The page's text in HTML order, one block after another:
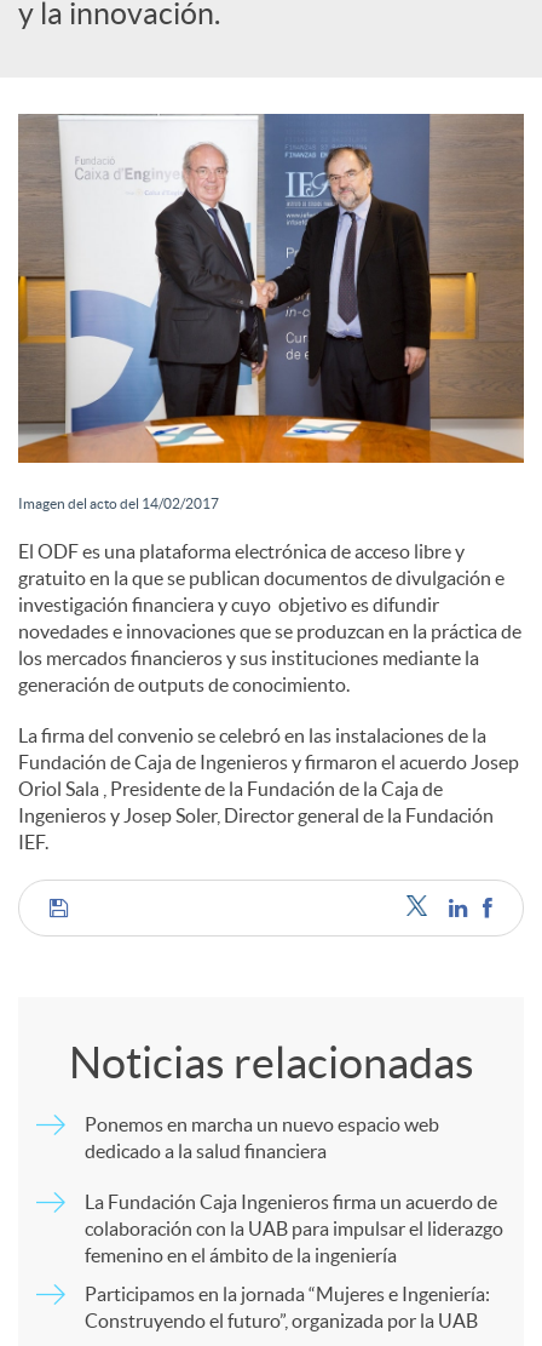
o
a
l
s
y la innovación.
Imagen del acto del 14/02/2017
El ODF es una plataforma electrónica de acceso libre y
gratuito en la que se publican documentos de divulgación e
investigación financiera y cuyo objetivo es difundir
novedades e innovaciones que se produzcan en la práctica de
los mercados financieros y sus instituciones mediante la
generación de outputs de conocimiento.
La firma del convenio se celebró en las instalaciones de la
Fundación de Caja de Ingenieros y firmaron el acuerdo Josep
Oriol Sala , Presidente de la Fundación de la Caja de
Ingenieros y Josep Soler, Director general de la Fundación
IEF.
C
m
Noticias relacionadas
Ponemos en marcha un nuevo espacio web
dedicado a la salud financiera
La Fundación Caja Ingenieros firma un acuerdo de
colaboración con la UAB para impulsar el liderazgo
femenino en el ámbito de la ingeniería
Participamos en la jornada “Mujeres e Ingeniería:
Construyendo el futuro”, organizada por la UAB